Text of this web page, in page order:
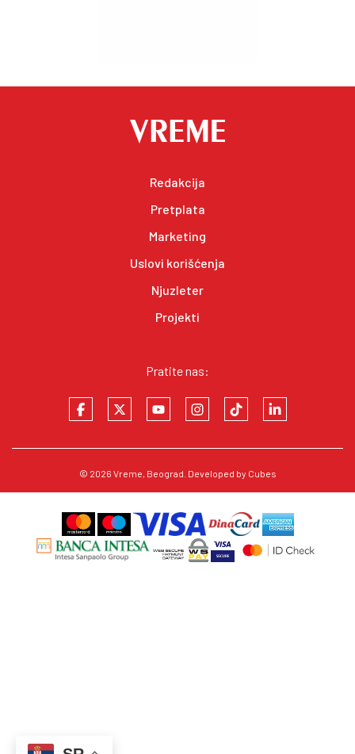
Redakcija
Pretplata
Marketing
Uslovi korišćenja
Njuzleter
Projekti
Pratite nas:
© 2026 Vreme, Beograd. Developed by Cubes